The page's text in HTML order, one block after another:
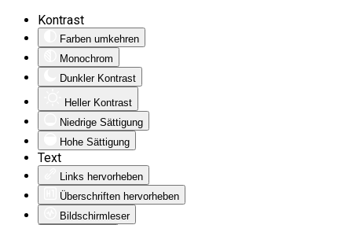
Kontrast
Farben umkehren
Monochrom
Dunkler Kontrast
Heller Kontrast
Niedrige Sättigung
Hohe Sättigung
Text
Links hervorheben
Überschriften hervorheben
Bildschirmleser